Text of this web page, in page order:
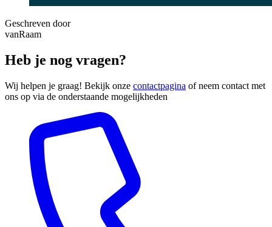
Geschreven door
vanRaam
Heb je nog vragen?
Wij helpen je graag! Bekijk onze contactpagina of neem contact met
ons op via de onderstaande mogelijkheden